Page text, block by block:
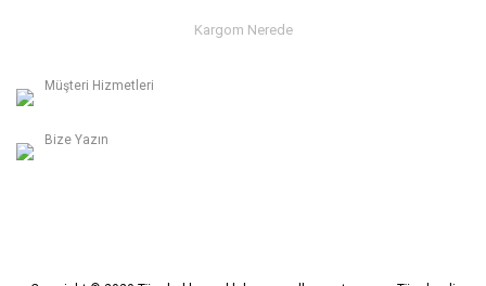
Kargom Nerede
Müşteri Hizmetleri
Bize Yazın